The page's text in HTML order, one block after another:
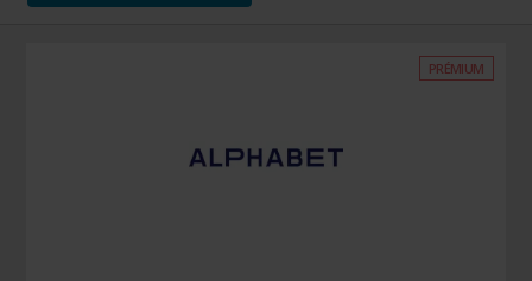
PRÉMIUM